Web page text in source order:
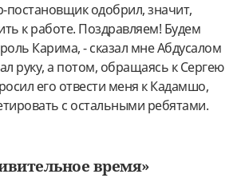
постановщик одобрил, значит,
к работе. Поздравляем! Будем
Карима, - сказал мне Абдусалом
руку, а потом, обращаясь к Сергею
его отвести меня к Кадамшо,
с остальными ребятами.
время»